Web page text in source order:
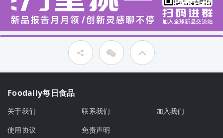
Foodaily每日食品
关于我们 联系我们
加入我们
使用协议
免责声明